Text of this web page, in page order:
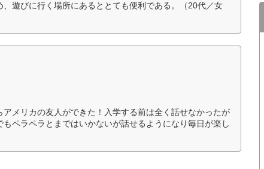
遊びに行く場所にあるととても便利である。（20代／女
メリカの友人ができた！入学する前は全く話せなかったが
ペラペラとまではいかないが話せるようになり毎日が楽し